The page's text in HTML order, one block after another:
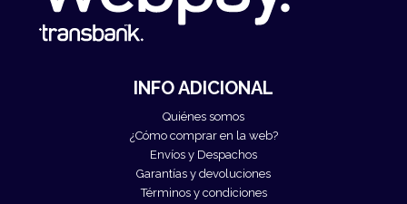
INFO ADICIONAL
Quiénes somos
¿Cómo comprar en la web?
Envíos y Despachos
Garantías y devoluciones
Términos y condiciones